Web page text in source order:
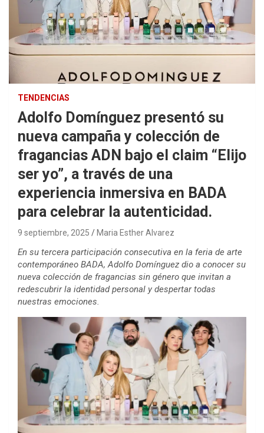
TENDENCIAS
Adolfo Domínguez presentó su
nueva campaña y colección de
fragancias ADN bajo el claim “Elijo
ser yo”, a través de una
experiencia inmersiva en BADA
para celebrar la autenticidad.
9 septiembre, 2025 Maria Esther Alvarez
En su tercera participación consecutiva en la feria de arte
contemporáneo BADA, Adolfo Domínguez dio a conocer su
nueva colección de fragancias sin género que invitan a
redescubrir la identidad personal y despertar todas
nuestras emociones.